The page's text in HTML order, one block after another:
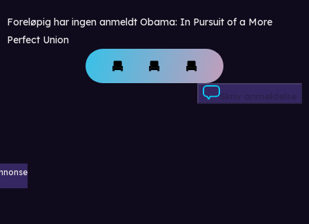
Foreløpig har ingen anmeldt Obama: In Pursuit of a More
Perfect Union
Skriv anmeldelse